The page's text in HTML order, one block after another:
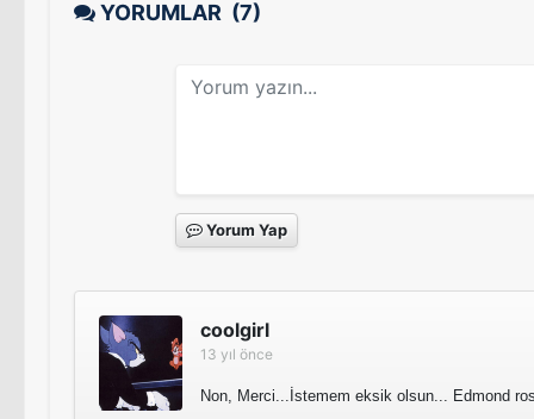
YORUMLAR (7)
Yorum Yap
coolgirl
13 yıl önce
Non, Merci...İstemem eksik olsun... Edmond